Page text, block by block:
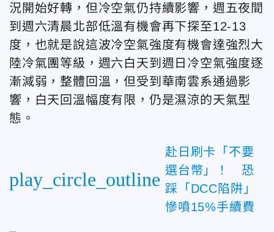
況開始好轉，但冷空氣仍持續影響，週五夜間
到週六清晨北部低溫有機會再下探至12-13
度，也就是說這波冷空氣強度有機會達強烈大
陸冷氣團等級，週六白天到週日冷空氣強度逐
漸減弱，整體回溫，但受到華南雲系通過影
響，白天回溫幅度有限，仍是濕涼的天氣型
態。
play_circle_outline
赴日刷卡「不要
選台幣」！ 恐
踩「DCC陷阱」
慘噴15%手續費